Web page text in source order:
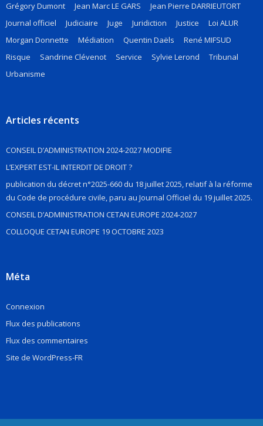
Grégory Dumont
Jean Marc LE GARS
Jean Pierre DARRIEUTORT
Journal officiel
Judiciaire Juge Juridiction Justice
Loi ALUR
Morgan Donnette
Médiation Quentin Daëls
René MIFSUD
Risque
Sandrine Clévenot Service Sylvie Lerond
Tribunal
Urbanisme
Articles récents
CONSEIL D’ADMINISTRATION 2024-2027 MODIFIE
L’EXPERT EST-IL INTERDIT DE DROIT ?
publication du décret n°2025-660 du 18 juillet 2025, relatif à la réforme
du Code de procédure civile, paru au Journal Officiel du 19 juillet 2025.
CONSEIL D’ADMINISTRATION CETAN EUROPE 2024-2027
COLLOQUE CETAN EUROPE 19 OCTOBRE 2023
Méta
Connexion
Flux des publications
Flux des commentaires
Site de WordPress-FR